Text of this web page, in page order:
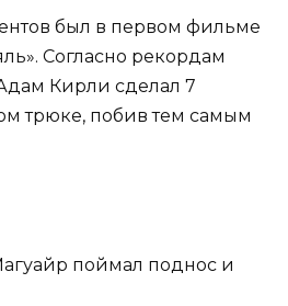
был в первом фильме
Согласно рекордам
Кирли сделал 7
трюке, побив тем самым
поймал поднос и